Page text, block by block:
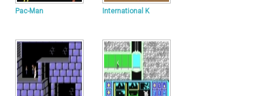
Pac-Man International K